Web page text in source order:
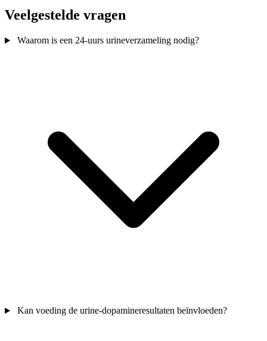
Veelgestelde vragen
Waarom is een 24-uurs urineverzameling nodig?
Kan voeding de urine-dopamineresultaten beïnvloeden?